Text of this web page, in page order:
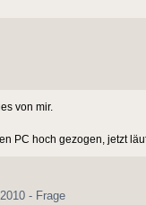
von mir.
PC hoch gezogen, jetzt
- Frage